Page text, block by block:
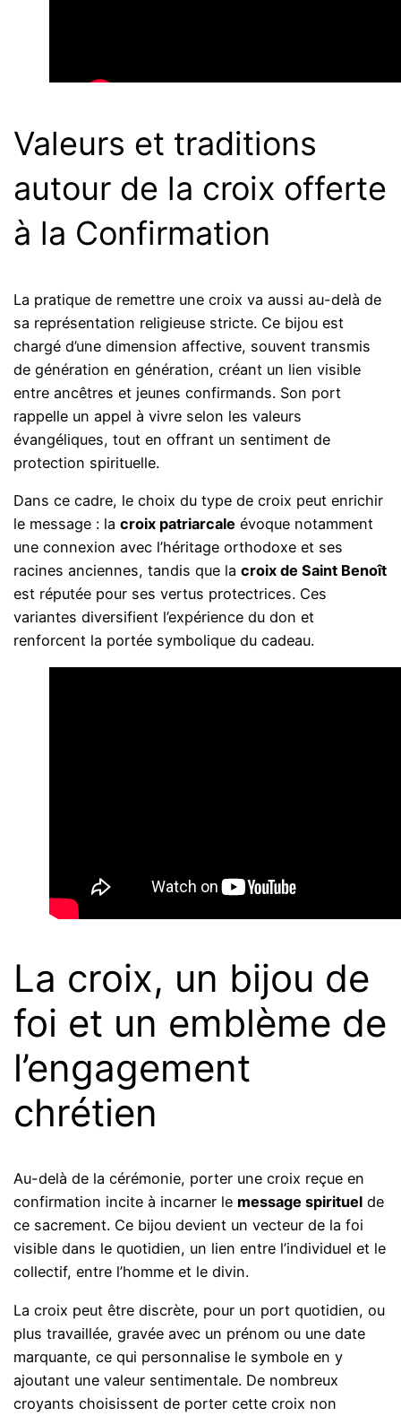
Valeurs et traditions
autour de la croix offerte
à la Confirmation
La pratique de remettre une croix va aussi au-delà de
sa représentation religieuse stricte. Ce bijou est
chargé d’une dimension affective, souvent transmis
de génération en génération, créant un lien visible
entre ancêtres et jeunes confirmands. Son port
rappelle un appel à vivre selon les valeurs
évangéliques, tout en offrant un sentiment de
protection spirituelle.
Dans ce cadre, le choix du type de croix peut enrichir
le message : lacroix patriarcale évoque notamment
une connexion avec l’héritage orthodoxe et ses
racines anciennes, tandis que lacroix de Saint Benoît
est réputée pour ses vertus protectrices. Ces
variantes diversifient l’expérience du don et
renforcent la portée symbolique du cadeau.
La croix, un bijou de
foi et un emblème de
l’engagement
chrétien
Au-delà de la cérémonie, porter une croix reçue en
confirmation incite à incarner le message spirituel de
ce sacrement. Ce bijou devient un vecteur de la foi
visible dans le quotidien, un lien entre l’individuel et le
collectif, entre l’homme et le divin.
La croix peut être discrète, pour un port quotidien, ou
plus travaillée, gravée avec un prénom ou une date
marquante, ce qui personnalise le symbole en y
ajoutant une valeur sentimentale. De nombreux
croyants choisissent de porter cette croix non